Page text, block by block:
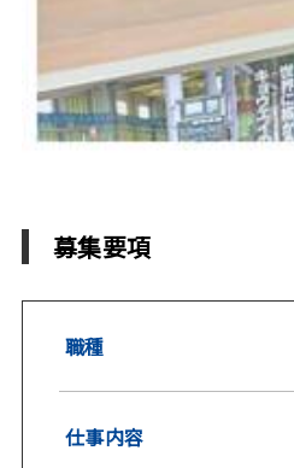
募集要項
職種
仕事内容